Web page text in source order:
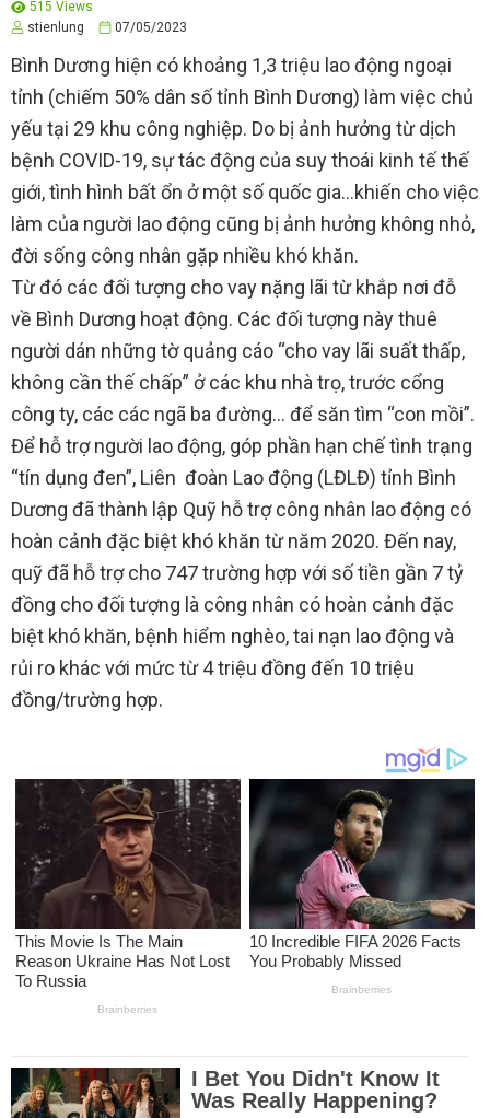
515 Views
stienlung
07/05/2023
Bình Dương hiện có khoảng 1,3 triệu lao động ngoại
tỉnh (chiếm 50% dân số tỉnh Bình Dương) làm việc chủ
yếu tại 29 khu công nghiệp. Do bị ảnh hưởng từ dịch
bệnh COVID-19, sự tác động của suy thoái kinh tế thế
giới, tình hình bất ổn ở một số quốc gia…khiến cho việc
làm của người lao động cũng bị ảnh hưởng không nhỏ,
đời sống công nhân gặp nhiều khó khăn.
Từ đó các đối tượng cho vay nặng lãi từ khắp nơi đỗ
về Bình Dương hoạt động. Các đối tượng này thuê
người dán những tờ quảng cáo “cho vay lãi suất thấp,
không cần thế chấp” ở các khu nhà trọ, trước cổng
công ty, các các ngã ba đường… để săn tìm “con mồi”.
Để hỗ trợ người lao động, góp phần hạn chế tình trạng
“tín dụng đen”, Liên đoàn Lao động (LĐLĐ) tỉnh Bình
Dương đã thành lập Quỹ hỗ trợ công nhân lao động có
hoàn cảnh đặc biệt khó khăn từ năm 2020. Đến nay,
quỹ đã hỗ trợ cho 747 trường hợp với số tiền gần 7 tỷ
đồng cho đối tượng là công nhân có hoàn cảnh đặc
biệt khó khăn, bệnh hiểm nghèo, tai nạn lao động và
rủi ro khác với mức từ 4 triệu đồng đến 10 triệu
đồng/trường hợp.